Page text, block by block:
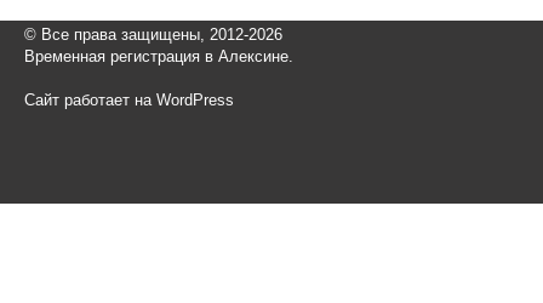
© Все права защищены, 2012-2026
Временная регистрация в Алексине.
Сайт работает на WordPress